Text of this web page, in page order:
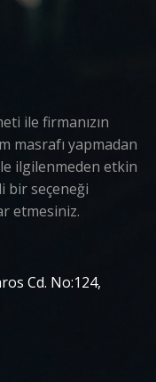
ile firmanızın
masrafı yapmadan
ilgilenmeden etkin
bir seçeneği
etmesiniz.
Cd. No:124,